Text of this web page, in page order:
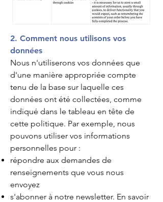
2. Comment nous utilisons vos
données
Nous n'utiliserons vos données que
d'une manière appropriée compte
tenu de la base sur laquelle ces
données ont été collectées, comme
indiqué dans le tableau en tête de
cette politique. Par exemple, nous
pouvons utiliser vos informations
personnelles pour :
répondre aux demandes de
renseignements que vous nous
envoyez
s'abonner à notre newsletter. En savoir